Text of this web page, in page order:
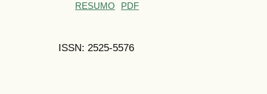
RESUMO PDF
ISSN: 2525-5576